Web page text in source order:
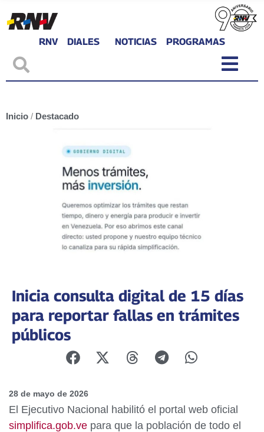
RNV DIALES NOTICIAS PROGRAMAS
Inicio / Destacado
Inicia consulta digital de 15 días
para reportar fallas en trámites
públicos
28 de mayo de 2026
El Ejecutivo Nacional habilitó el portal web oficial
simplifica.gob.ve para que la población de todo el